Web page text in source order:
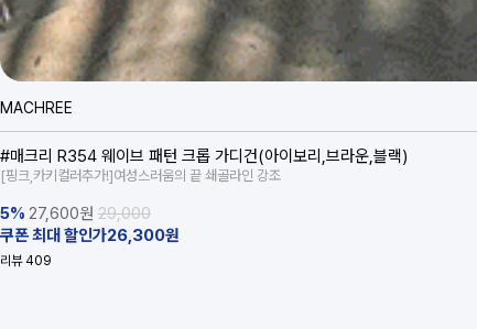
MACHREE
#매크리 R354 웨이브 패턴 크롭 가디건(아이보리,브라운,블랙)
[핑크,카키컬러추가!]여성스러움의 끝 쇄골라인 강조
5% 27,600원 29,000
쿠폰 최대 할인가26,300원
리뷰 409